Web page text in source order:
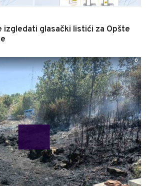
izgledati glasački listići za Opšte
0